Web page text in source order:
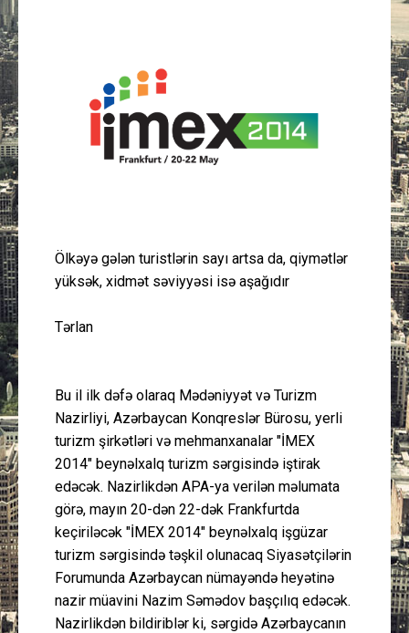
Gündəm
Əlaqə
Ölkəyə gələn turistlərin sayı artsa da, qiymətlər
yüksək, xidmət səviyyəsi isə aşağıdır
Tərlan
Bu il ilk dəfə olaraq Mədəniyyət və Turizm
Nazirliyi, Azərbaycan Konqreslər Bürosu, yerli
turizm şirkətləri və mehmanxanalar "İMEX
2014" beynəlxalq turizm sərgisində iştirak
edəcək. Nazirlikdən APA-ya verilən məlumata
görə, mayın 20-dən 22-dək Frankfurtda
keçiriləcək "İMEX 2014" beynəlxalq işgüzar
turizm sərgisində təşkil olunacaq Siyasətçilərin
Forumunda Azərbaycan nümayəndə heyətinə
nazir müavini Nazim Səmədov başçılıq edəcək.
Nazirlikdən bildiriblər ki, sərgidə Azərbaycanın